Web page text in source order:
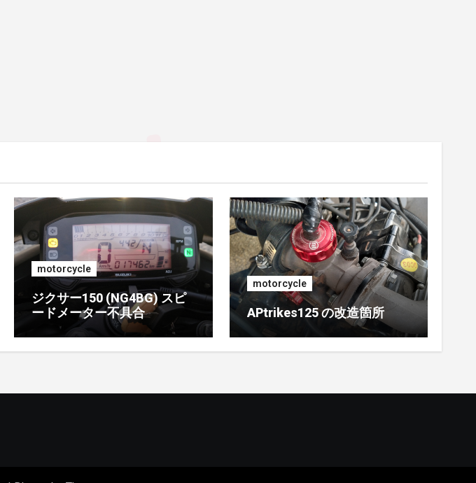
motorcycle
ジクサー150 (NG4BG) スピ
ードメーター不具合
motorcycle
APtrikes125 の改造箇所